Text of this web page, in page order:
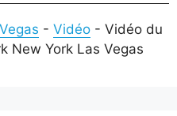
- Vidéo - Vidéo du
New York Las Vegas